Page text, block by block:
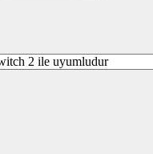
2 ile uyumludur